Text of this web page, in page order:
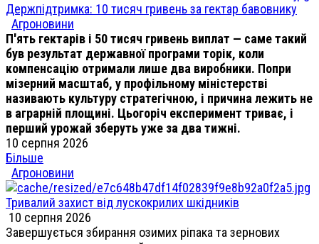
Держпідтримка: 10 тисяч гривень за гектар бавовнику
Агроновини
П'ять гектарів і 50 тисяч гривень виплат — саме такий
був результат державної програми торік, коли
компенсацію отримали лише два виробники. Попри
мізерний масштаб, у профільному міністерстві
називають культуру стратегічною, і причина лежить не
в аграрній площині. Цьогоріч експеримент триває, і
перший урожай зберуть уже за два тижні.
10 серпня 2026
Більше
Агроновини
Тривалий захист від лускокрилих шкідників
10 серпня 2026
Завершується збирання озимих ріпака та зернових